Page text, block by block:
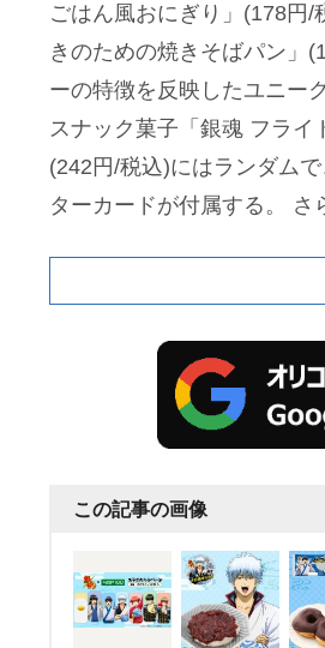
ごはん風おにぎり」(178円
きのための焼きそばパン」
ーの特徴を反映したユニー
スナック菓子「銀魂 フライ
(242円/税込)にはランダム
ターカードが付属する。
さ
ード 525ml」、「
トを使用したステッカーと
用したステッカーセットが
ジナルグッズとしては、人
コラボレーション商品は、
れる予定だが、数量限定商
となっている。
この記事の画像